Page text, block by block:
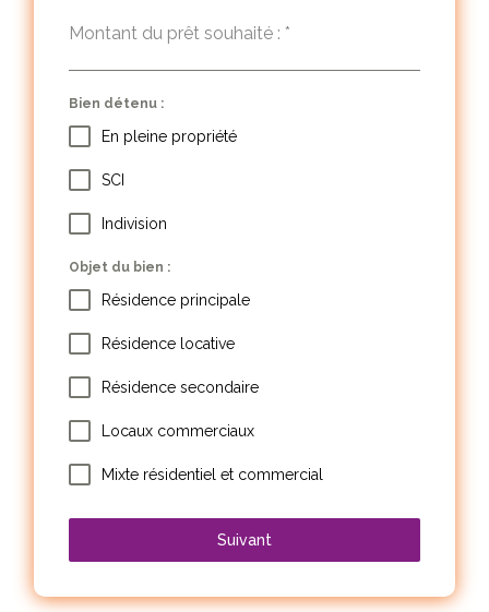
Montant du prêt souhaité : *
Bien détenu :
En pleine propriété
SCI
Indivision
Objet du bien :
Résidence principale
Résidence locative
Résidence secondaire
Locaux commerciaux
Mixte résidentiel et commercial
Suivant